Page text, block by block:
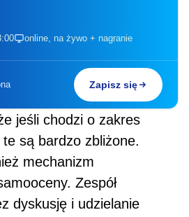
online, na żywo + nagranie
Zapisz się
jeśli chodzi o zakres
są bardzo zbliżone.
mechanizm
Zespół
dyskusję i udzielanie